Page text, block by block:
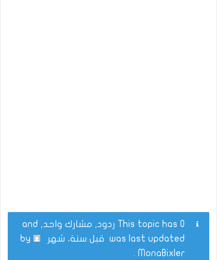
This topic has 0 ردود, مشارك واحد, and
was last updated قبل سنة، شهر
MonaBixler
.